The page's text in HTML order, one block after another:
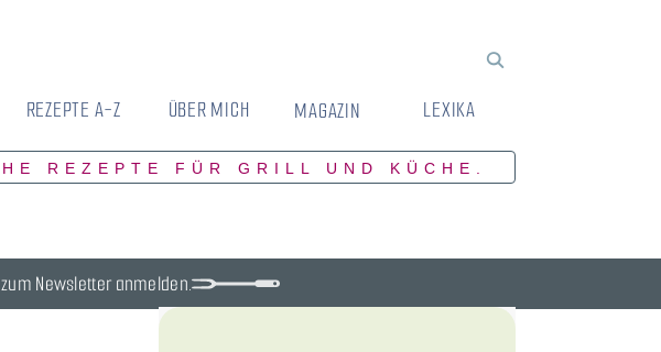
REZEPTE A-Z ÜBER MICH MAGAZIN LEXIKA
REZEPTE FÜR GRILL UND KÜCHE.
Newsletter anmelden.